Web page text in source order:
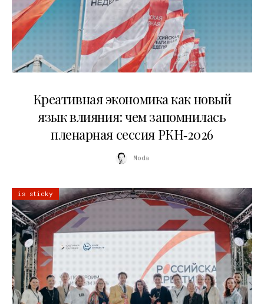
Креативная экономика как новый
язык влияния: чем запомнилась
пленарная сессия РКН‑2026
Moda
is sticky